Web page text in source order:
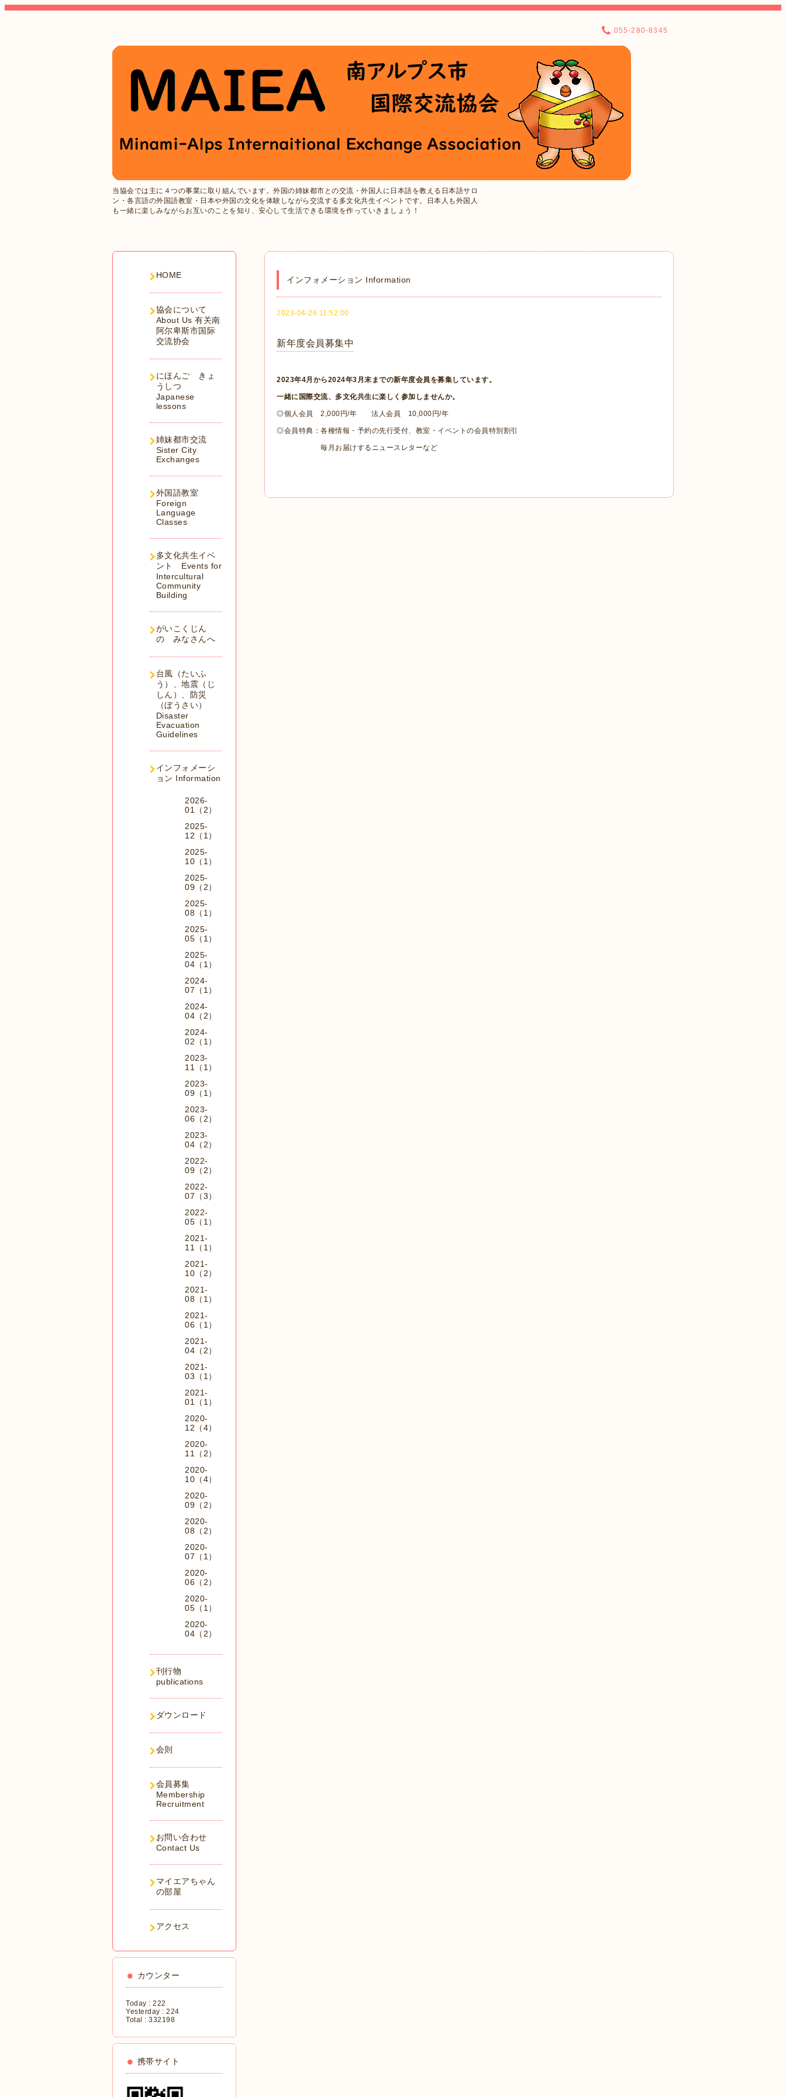
当協会では主に４つの事業に取り組んでいます。外国の姉妹都市との交流・外国人に日本語を教える日本語サロ
ン・各言語の外国語教室・日本や外国の文化を体験しながら交流する多文化共生イベントです。日本人も外国人
も一緒に楽しみながらお互いのことを知り、安心して生活できる環境を作っていきましょう！
055-280-8345
インフォメーション Information
2023-04-26 11:52:00
新年度会員募集中
2023年4月から2024年3月末までの新年度会員を募集しています。
一緒に国際交流、多文化共生に楽しく参加しませんか。
◎個人会員 2,000円/年 法人会員 10,000円/年
◎会員特典：各種情報・予約の先行受付、教室・イベントの会員特別割引
毎月お届けするニュースレターなど
HOME
協会について
About Us 有关南
阿尔卑斯市国际
交流协会
にほんご きょ
うしつ
Japanese
lessons
姉妹都市交流
Sister City
Exchanges
外国語教室
Foreign
Language
Classes
多文化共生イベ
ント Events for
Intercultural
Community
Building
がいこくじん
の みなさんへ
台風（たいふ
う）、地震（じ
しん）、防災
（ぼうさい）
Disaster
Evacuation
Guidelines
インフォメーシ
ョン Information
2026-
01（2）
2025-
12（1）
2025-
10（1）
2025-
09（2）
2025-
08（1）
2025-
05（1）
2025-
04（1）
2024-
07（1）
2024-
04（2）
2024-
02（1）
2023-
11（1）
2023-
09（1）
2023-
06（2）
2023-
04（2）
2022-
09（2）
2022-
07（3）
2022-
05（1）
2021-
11（1）
2021-
10（2）
2021-
08（1）
2021-
06（1）
2021-
04（2）
2021-
03（1）
2021-
01（1）
2020-
12（4）
2020-
11（2）
2020-
10（4）
2020-
09（2）
2020-
08（2）
2020-
07（1）
2020-
06（2）
2020-
05（1）
2020-
04（2）
刊行物
publications
ダウンロード
会則
会員募集
Membership
Recruitment
お問い合わせ
Contact Us
マイエアちゃん
の部屋
アクセス
カウンター
Today : 222
Yesterday : 224
Total : 332198
携帯サイト